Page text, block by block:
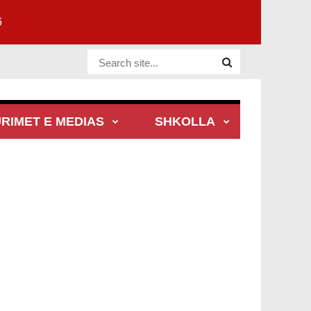
Website Site
E MEDIAS SHKOLLA